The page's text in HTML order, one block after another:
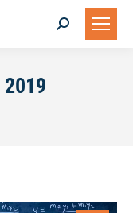
Search:
2019